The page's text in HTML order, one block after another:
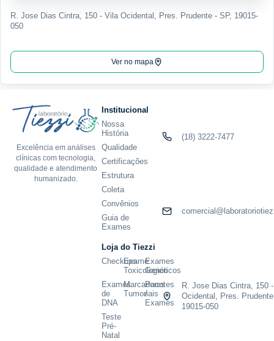
R. Jose Dias Cintra, 150 - Vila Ocidental, Pres. Prudente - SP, 19015-
050
Ver no mapa
Excelência em análises
clínicas com tecnologia,
qualidade e atendimento
humanizado.
Institucional
Nossa
História
Qualidade
Certificações
Estrutura
Coleta
Convênios
Guia de
Exames
Loja do Tiezzi
CheckupsExame
Toxicologico
Exames
Genéticos
Exames
de
DNA
Marcadores
Tumoriais
Pacotes
/
Exames
Teste
Pré-
Natal
(18) 3222-7477
R. Jose Dias Cintra, 150
Ocidental, Pres.
19015-050